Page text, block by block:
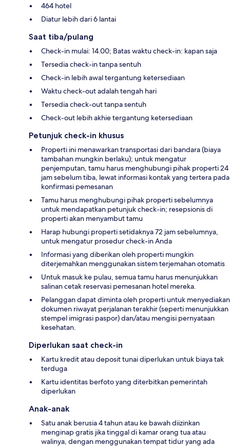
464 hotel
Diatur lebih dari 6 lantai
Saat tiba/pulang
Check-in mulai: 14.00; Batas waktu check-in: kapan saja
Tersedia check-in tanpa sentuh
Check-in lebih awal tergantung ketersediaan
Waktu check-out adalah tengah hari
Tersedia check-out tanpa sentuh
Check-out lebih akhie tergantung ketersediaan
Petunjuk check-in khusus
Properti ini menawarkan transportasi dari bandara (biaya
tambahan mungkin berlaku); untuk mengatur
penjemputan, tamu harus menghubungi pihak properti 24
jam sebelum tiba, lewat informasi kontak yang tertera pada
konfirmasi pemesanan
Tamu harus menghubungi pihak properti sebelumnya
untuk mendapatkan petunjuk check-in; resepsionis di
properti akan menyambut tamu
Harap hubungi properti setidaknya 72 jam sebelumnya,
untuk mengatur prosedur check-in Anda
Informasi yang diberikan oleh properti mungkin
diterjemahkan menggunakan sistem terjemahan otomatis
Untuk masuk ke pulau, semua tamu harus menunjukkan
salinan cetak reservasi pemesanan hotel mereka.
Pelanggan dapat diminta oleh properti untuk menyediakan
dokumen riwayat perjalanan terakhir (seperti menunjukkan
stempel imigrasi paspor) dan/atau mengisi pernyataan
kesehatan.
Diperlukan saat check-in
Kartu kredit atau deposit tunai diperlukan untuk biaya tak
terduga
Kartu identitas berfoto yang diterbitkan pemerintah
diperlukan
Anak-anak
Satu anak berusia 4 tahun atau ke bawah diizinkan
menginap gratis jika tinggal di kamar orang tua atau
walinya, dengan menggunakan tempat tidur yang ada